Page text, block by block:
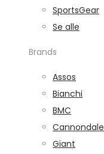
SportsGear
Se alle
Brands
Assos
Bianchi
BMC
Cannondale
Giant